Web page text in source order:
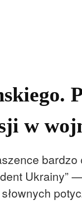
w
Ukrainy”